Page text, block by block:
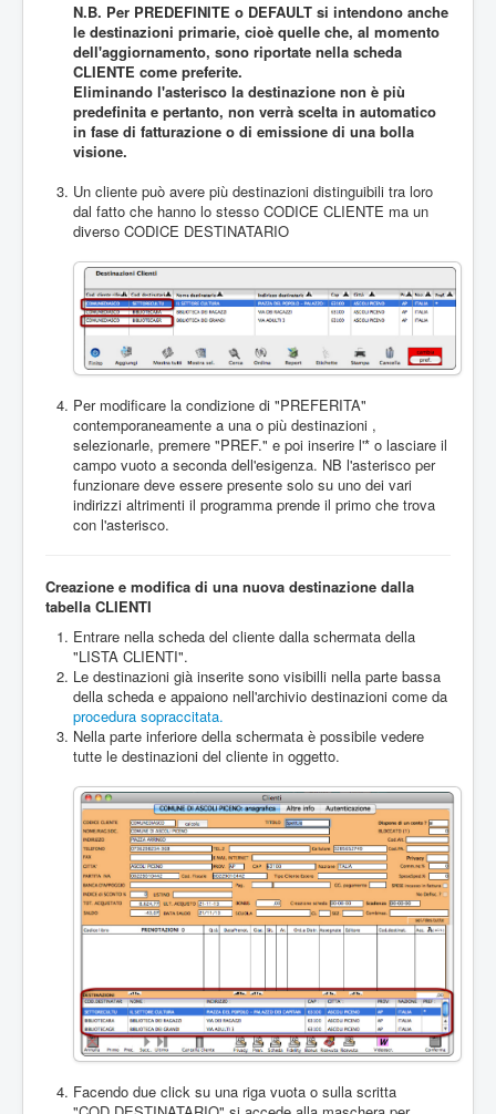
N.B. Per PREDEFINITE o DEFAULT si intendono anche
le destinazioni primarie, cioè quelle che, al momento
dell'aggiornamento, sono riportate nella scheda
CLIENTE come preferite.
Eliminando l'asterisco la destinazione non è più
predefinita e pertanto, non verrà scelta in automatico
in fase di fatturazione o di emissione di una bolla
visione.
Un cliente può avere più destinazioni distinguibili tra loro
dal fatto che hanno lo stesso CODICE CLIENTE ma un
diverso CODICE DESTINATARIO
Per modificare la condizione di "PREFERITA"
contemporaneamente a una o più destinazioni ,
selezionarle, premere "PREF." e poi inserire l'* o lasciare il
campo vuoto a seconda dell'esigenza. NB l'asterisco per
funzionare deve essere presente solo su uno dei vari
indirizzi altrimenti il programma prende il primo che trova
con l'asterisco.
Creazione e modifica di una nuova destinazione dalla
tabella CLIENTI
Entrare nella scheda del cliente dalla schermata della
"LISTA CLIENTI".
Le destinazioni già inserite sono visibilli nella parte bassa
della scheda e appaiono nell'archivio destinazioni come da
procedura sopraccitata.
Nella parte inferiore della schermata è possibile vedere
tutte le destinazioni del cliente in oggetto.
Facendo due click su una riga vuota o sulla scritta